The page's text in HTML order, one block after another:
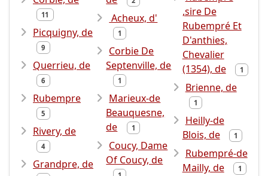
11
Picquigny, de
9
Querrieu, de
6
Rubempre
5
Rivery, de
4
Grandpre, de
Acheux, d'
1
Corbie De
Septenville, de
1
Marieux-de
Beauquesne,
de
1
Coucy, Dame
Of Coucy, de
,sire De
Rubempré Et
D'anthies,
Chevalier
(1354), de
1
Brienne, de
1
Heilly-de
Blois, de
1
Rubempré-de
Mailly, de
1